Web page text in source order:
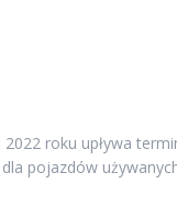
roku upływa
pojazdów